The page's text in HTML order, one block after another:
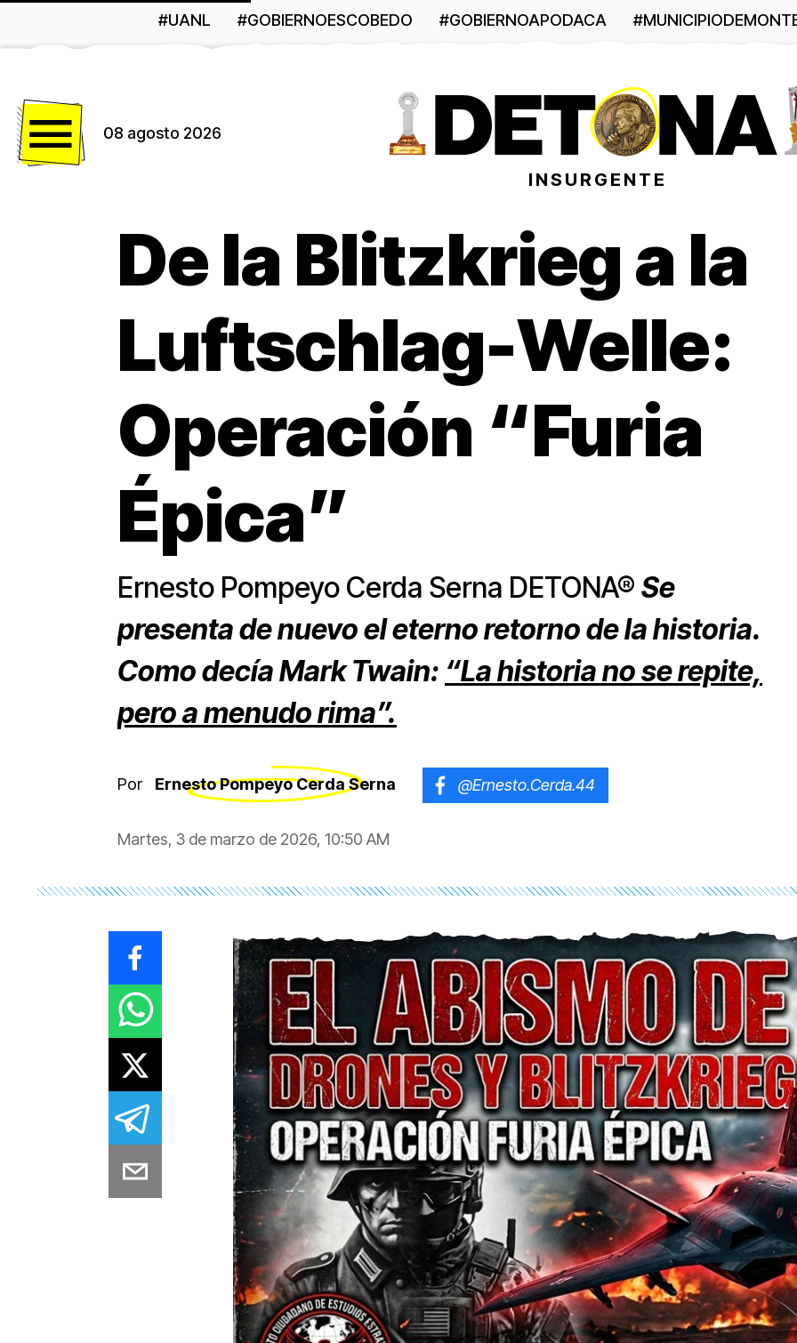
#UANL #GOBIERNOESCOBEDO #GOBIERNOAPODACA
08 agosto 2026
INSURGENTE
De la Blitzkrieg a la
Luftschlag-Welle:
Operación “Furia
Épica”
Ernesto Pompeyo Cerda Serna DETONA® Se
presenta de nuevo el eterno retorno de la historia.
Como decía Mark Twain: “La historia no se repite,
pero a menudo rima”.
Por Ernesto Pompeyo Cerda Serna @Ernesto.Cerda.44
Martes, 3 de marzo de 2026, 10:50 AM